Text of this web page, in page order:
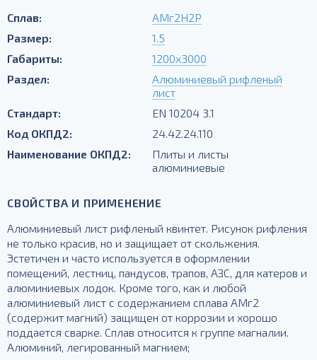
Сплав:
АМг2Н2P
Размер:
1.5
Габариты:
1200х3000
Раздел:
Алюминиевый рифленый
лист
Стандарт:
EN 10204 3.1
Код ОКПД2:
24.42.24.110
Наименование ОКПД2:
Плиты и листы
алюминиевые
СВОЙСТВА И ПРИМЕНЕНИЕ
Алюминиевый лист рифленый квинтет. Рисунок рифления
не только красив, но и защищает от скольжения.
Эстетичен и часто используется в оформлении
помещений, лестниц, пандусов, трапов, АЗС, для катеров и
алюминиевых лодок. Кроме того, как и любой
алюминиевый лист с содержанием сплава АМг2
(содержит магний) защищен от коррозии и хорошо
поддается сварке. Сплав относится к группе магналии.
Алюминий, легированный магнием;